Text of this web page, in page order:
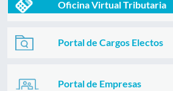
Oficina Virtual Tributaria
Portal de Cargos Electos
Portal de Empresas